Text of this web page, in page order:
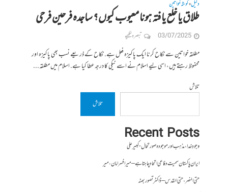
دلیل•گوشہ خواتین
طلاق یا خلع یافتہ ہونا معیوب کیوں؟ ساجدہ فرحین فرحی
03/07/2025 تبصرہ لکھیے
مطلقہ خواتین سے نکاح کرنا ایک پاکیزہ فعل ہے. نکاح کے ذریعے نسب بھی پاکیزہ اور
محفوظ رہتے ہیں، اسی لیے اسلام نے اسے نیکی کا درجہ عطا کیا ہے. اسلام میں مطلقہ...
تلاش
تلاش
Recent Posts
وجودِ خدا، مذہب اور موجودہ صورتحال- کبیر علی
ایران پاکستان سمیت دفاعی اتحاد چاہتا ہے – میر افسر امان،میر
حتی النصر ، حتی القدس – ڈاکٹر تصور بھٹہ